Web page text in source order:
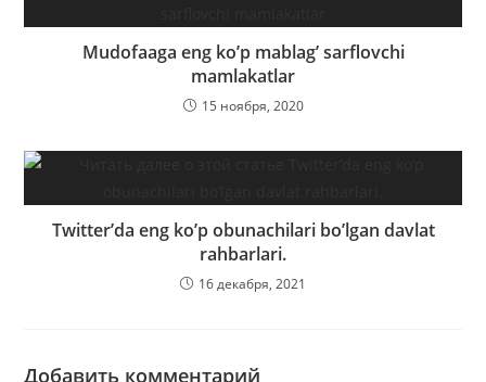
Mudofaaga eng ko’p mablag’ sarflovchi
mamlakatlar
15 ноября, 2020
Twitter’da eng ko’p obunachilari bo’lgan davlat
rahbarlari.
16 декабря, 2021
Добавить комментарий